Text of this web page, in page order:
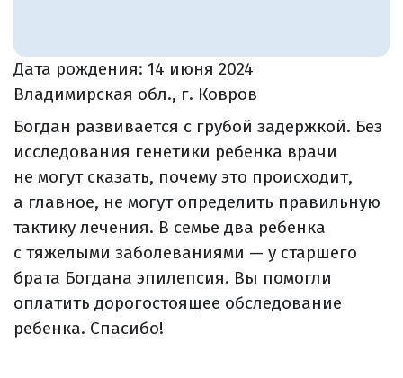
Дата рождения: 14 июня 2024
Владимирская обл., г. Ковров
Богдан развивается с грубой задержкой. Без
исследования генетики ребенка врачи
не могут сказать, почему это происходит,
а главное, не могут определить правильную
тактику лечения. В семье два ребенка
с тяжелыми заболеваниями — у старшего
брата Богдана эпилепсия. Вы помогли
оплатить дорогостоящее обследование
ребенка. Спасибо!